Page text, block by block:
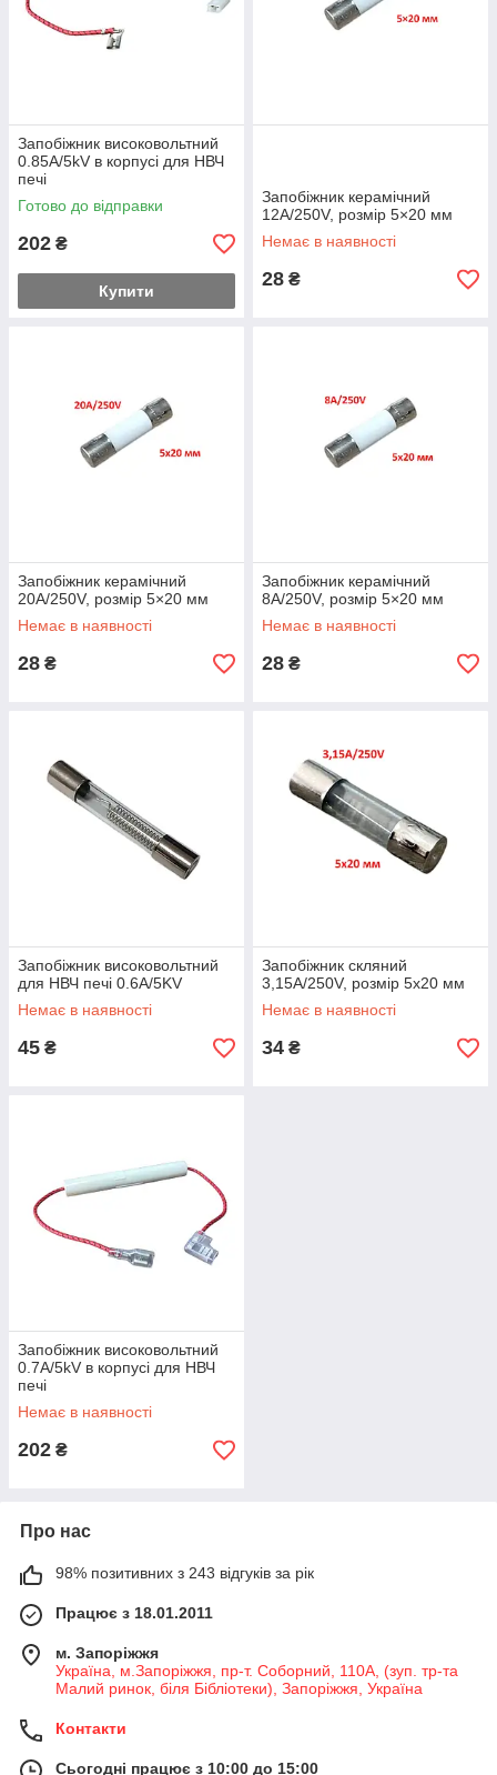
Запобіжник високовольтний
0.85A/5kV в корпусі для НВЧ
печі
Готово до відправки
202 ₴
Купити
Запобіжник керамічний
12A/250V, розмір 5×20 мм
Немає в наявності
28 ₴
Запобіжник керамічний
20A/250V, розмір 5×20 мм
Немає в наявності
28 ₴
Запобіжник керамічний
8A/250V, розмір 5×20 мм
Немає в наявності
28 ₴
Запобіжник високовольтний
для НВЧ печі 0.6A/5KV
Немає в наявності
45 ₴
Запобіжник скляний
3,15A/250V, розмір 5x20 мм
Немає в наявності
34 ₴
Запобіжник високовольтний
0.7A/5kV в корпусі для НВЧ
печі
Немає в наявності
202 ₴
Про нас
98% позитивних з 243 відгуків за рік
Працює з 18.01.2011
м. Запоріжжя
Україна, м.Запоріжжя, пр-т. Соборний, 110А, (зуп. тр-та
Малий ринок, біля Бібліотеки), Запоріжжя, Україна
Контакти
Сьогодні працює з 10:00 до 15:00